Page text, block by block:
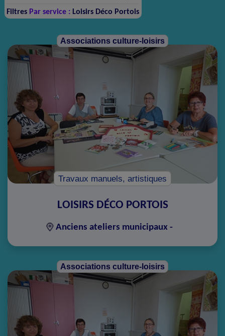
Filtres Par service : Loisirs Déco Portois
Associations culture-loisirs
Travaux manuels, artistiques
LOISIRS DÉCO PORTOIS
Anciens ateliers municipaux -
Associations culture-loisirs